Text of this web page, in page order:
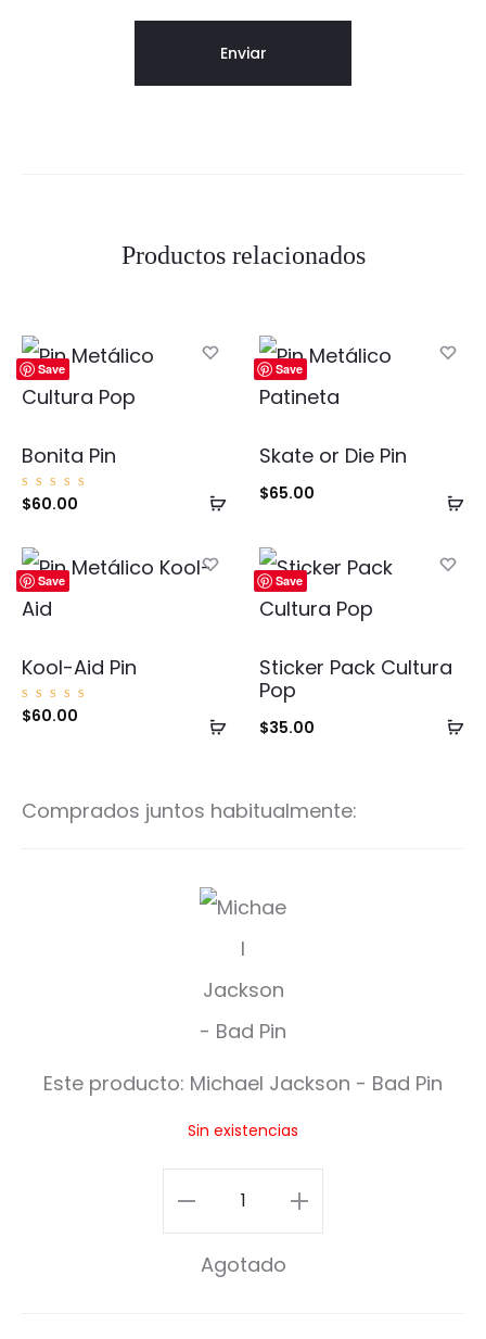
Productos relacionados
Save
Añadir
carrito
Bonita Pin
Valorad
o con
$60.00
Save
Skate or Die Pin
$65.00
Save
Añadir
Kool-Aid Pin
Valorad
o con
$60.00
Save
Sticker Pack Cultura
Pop
$35.00
Comprados juntos habitualmente:
M
i
c
h
l
a
c
k
Este producto: Michael Jackson - Bad Pin
Sin existencias
Michael
Jackson
Bad
Agotado